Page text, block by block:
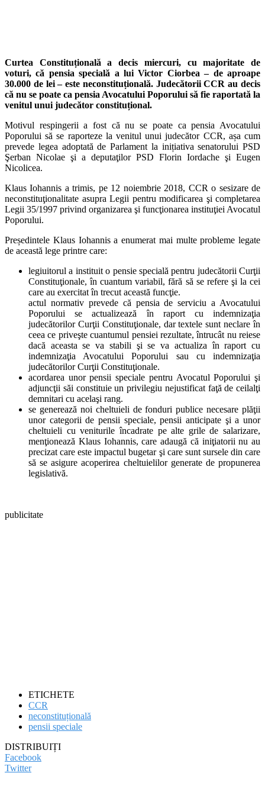
Curtea Constituțională a decis miercuri, cu majoritate de
voturi, că pensia specială a lui Victor Ciorbea – de aproape
30.000 de lei – este neconstituțională. Judecătorii CCR au decis
că nu se poate ca pensia Avocatului Poporului să fie raportată la
venitul unui judecător constituțional.
Motivul respingerii a fost că nu se poate ca pensia Avocatului
Poporului să se raporteze la venitul unui judecător CCR, așa cum
prevede legea adoptată de Parlament la inițiativa senatorului PSD
Şerban Nicolae şi a deputaţilor PSD Florin Iordache şi Eugen
Nicolicea.
Klaus Iohannis a trimis, pe 12 noiembrie 2018, CCR o sesizare de
neconstituţionalitate asupra Legii pentru modificarea şi completarea
Legii 35/1997 privind organizarea şi funcţionarea instituţiei Avocatul
Poporului.
Președintele Klaus Iohannis a enumerat mai multe probleme legate
de această lege printre care:
legiuitorul a instituit o pensie specială pentru judecătorii Curţii
Constituţionale, în cuantum variabil, fără să se refere şi la cei
care au exercitat în trecut această funcţie.
actul normativ prevede că pensia de serviciu a Avocatului
Poporului se actualizează în raport cu indemnizaţia
judecătorilor Curţii Constituţionale, dar textele sunt neclare în
ceea ce priveşte cuantumul pensiei rezultate, întrucât nu reiese
dacă aceasta se va stabili şi se va actualiza în raport cu
indemnizaţia Avocatului Poporului sau cu indemnizaţia
judecătorilor Curţii Constituţionale.
acordarea unor pensii speciale pentru Avocatul Poporului şi
adjuncţii săi constituie un privilegiu nejustificat faţă de ceilalţi
demnitari cu acelaşi rang.
se generează noi cheltuieli de fonduri publice necesare plăţii
unor categorii de pensii speciale, pensii anticipate şi a unor
cheltuieli cu veniturile încadrate pe alte grile de salarizare,
menţionează Klaus Iohannis, care adaugă că iniţiatorii nu au
precizat care este impactul bugetar şi care sunt sursele din care
să se asigure acoperirea cheltuielilor generate de propunerea
legislativă.
publicitate
ETICHETE
CCR
neconstituțională
pensii speciale
DISTRIBUIȚI
Facebook
Twitter